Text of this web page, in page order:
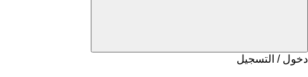
دخول / التسجيل